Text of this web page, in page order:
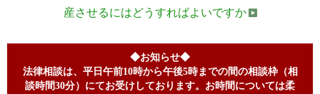
産させるにはどうすればよいですか
◆お知らせ◆
法律相談は、平日午前10時から午後5時までの間の相談枠（相
談時間30分）にてお受けしております。お時間については柔